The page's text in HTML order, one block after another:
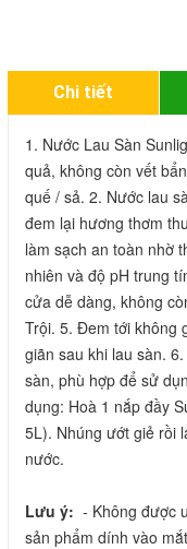
Chi tiết
1. Nước Lau Sàn
quả, không còn vết
quế / sả. 2. Nước lau
đem lại hương thơm
làm sạch an toàn nhờ
nhiên và độ pH trung
cửa dễ dàng, không
Trội. 5. Đem tới không
giãn sau khi lau sàn.
sàn, phù hợp để sử
dụng: Hoà 1 nắp đầy
5L). Nhúng ướt giẻ rồi
nước.
Lưu ý: - Không được
sản phẩm dính vào